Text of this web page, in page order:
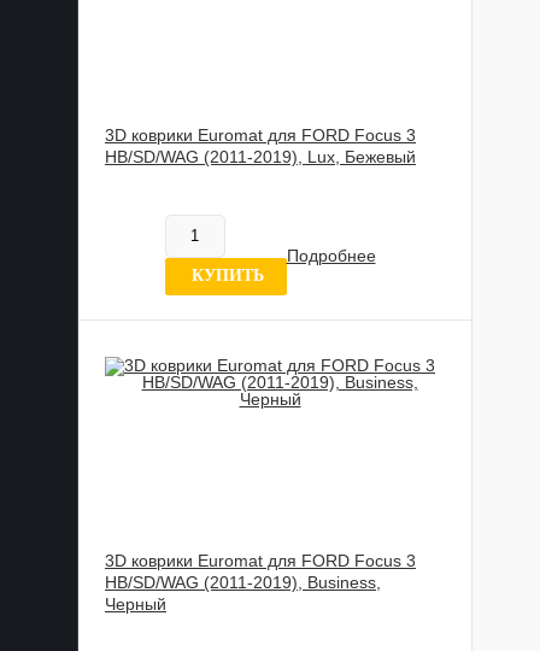
3D коврики Euromat для FORD Focus 3
HB/SD/WAG (2011-2019), Lux, Бежевый
В наличии
11 отзыв
КУПИТЬ
Подробнее
3D коврики Euromat для FORD Focus 3
HB/SD/WAG (2011-2019), Business,
Черный